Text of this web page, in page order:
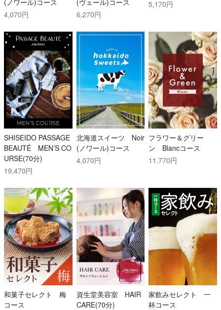
(ノワール)コース
4,070円
(ヴェール)コース
6,270円
5,170円
SHISEIDO PASSAGE
BEAUTÉ MEN’S CO
URSE(70分)
19,470円
北海道スイーツ Noir
(ノワール)コース
4,070円
フラワー＆グリー
ン Blancコース
11,770円
和菓子セレクト 梅
コース
資生堂美容室 HAIR
CARE(70分)
家飲みセレクト 一
杯コース